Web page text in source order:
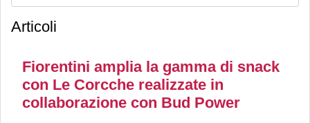
Articoli
Fiorentini amplia la gamma di snack
con Le Corcche realizzate in
collaborazione con Bud Power